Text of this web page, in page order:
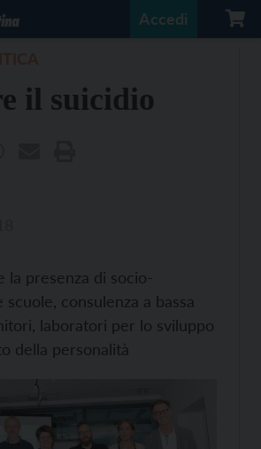
Accedi
il suicidio
la presenza di socio-
scuole, consulenza a bassa
laboratori per lo sviluppo
della personalità